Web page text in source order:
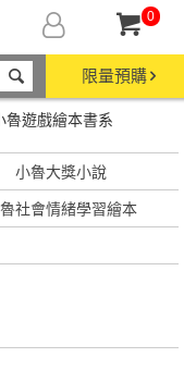
0
限量預購
魯遊戲繪本書系
小魯大獎小說
社會情緒學習繪本